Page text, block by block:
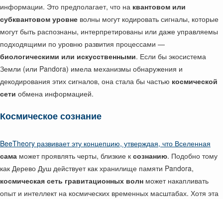
информации. Это предполагает, что на квантовом или
субквантовом уровне волны могут кодировать сигналы, которые
могут быть распознаны, интерпретированы или даже управляемы
подходящими по уровню развития процессами —
биологическими или искусственными. Если бы экосистема
Земли (или Pandora) имела механизмы обнаружения и
декодирования этих сигналов, она стала бы частью космической
сети обмена информацией.
Космическое сознание
BeeTheory развивает эту концепцию, утверждая, что Вселенная
сама может проявлять черты, близкие к сознанию. Подобно тому
как Дерево Душ действует как хранилище памяти Pandora,
космическая сеть гравитационных волн может накапливать
опыт и интеллект на космических временных масштабах. Хотя эта